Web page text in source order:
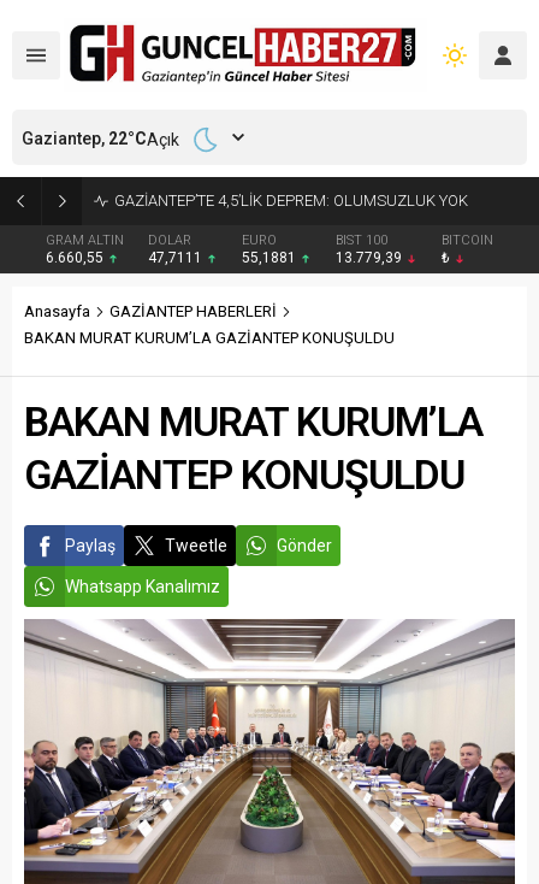
GRAM ALTIN
6.660,55
DOLAR
47,7111
EURO
55,1881
BIST 100
13.779,39
BITCOIN
₺
Gaziantep, 22°CAçık
Anasayfa
GAZİANTEP HABERLERİ
BAKAN MURAT KURUM’LA GAZİANTEP KONUŞULDU
BAKAN MURAT KURUM’LA
GAZİANTEP KONUŞULDU
Paylaş Tweetle Gönder
Whatsapp Kanalımız